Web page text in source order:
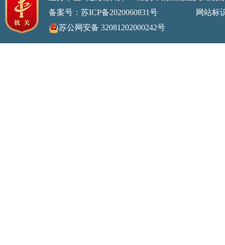
备案号：苏ICP备2020060831号
网站标识码
苏公网安备 32081202000242号